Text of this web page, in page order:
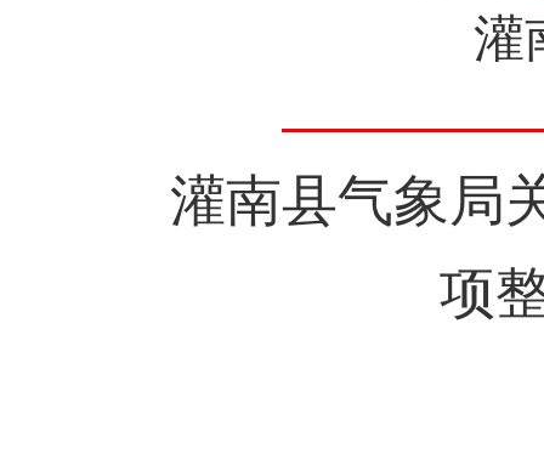
灌
灌南县气象局
项整治三年